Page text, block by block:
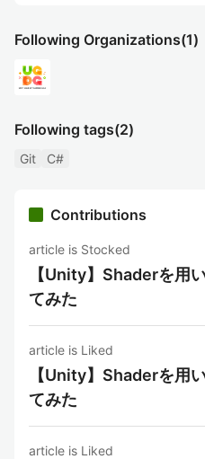
Following Organizations(1)
Following tags(2)
Git C#
Contributions
article is Stocked
【Unity】Shaderを用
てみた
article is Liked
【Unity】Shaderを用
てみた
article is Liked